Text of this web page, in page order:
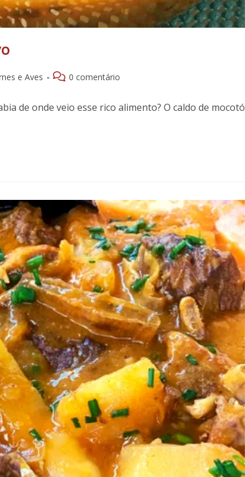
e Aves
Comentários
post:
0 comentário
de onde veio esse rico alimento? O caldo de mocotó